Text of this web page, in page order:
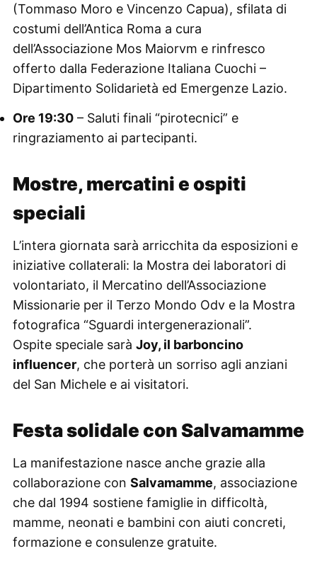
(Tommaso Moro e Vincenzo Capua), sfilata di
costumi dell’Antica Roma a cura
dell’Associazione Mos Maiorvm e rinfresco
offerto dalla Federazione Italiana Cuochi –
Dipartimento Solidarietà ed Emergenze Lazio.
Ore 19:30– Saluti finali “pirotecnici” e
ringraziamento ai partecipanti.
Mostre, mercatini e ospiti
speciali
L’intera giornata sarà arricchita da esposizioni e
iniziative collaterali: la Mostra dei laboratori di
volontariato, il Mercatino dell’Associazione
Missionarie per il Terzo Mondo Odv e la Mostra
fotografica “Sguardi intergenerazionali”.
Ospite speciale sarà Joy, il barboncino
influencer, che porterà un sorriso agli anziani
del San Michele e ai visitatori.
Festa solidale con Salvamamme
La manifestazione nasce anche grazie alla
collaborazione con Salvamamme, associazione
che dal 1994 sostiene famiglie in difficoltà,
mamme, neonati e bambini con aiuti concreti,
formazione e consulenze gratuite.